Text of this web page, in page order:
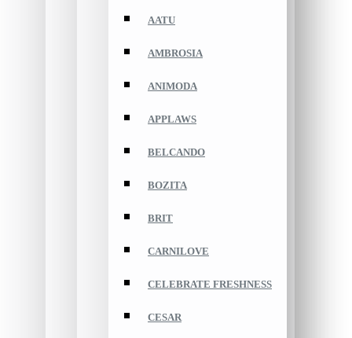
AATU
AMBROSIA
ANIMODA
APPLAWS
BELCANDO
BOZITA
BRIT
CARNILOVE
CELEBRATE FRESHNESS
CESAR